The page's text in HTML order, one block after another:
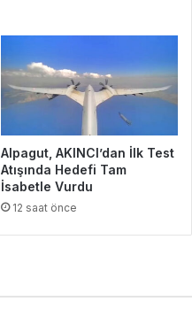
Alpagut, AKINCI’dan İlk Test
Atışında Hedefi Tam
İsabetle Vurdu
12 saat önce